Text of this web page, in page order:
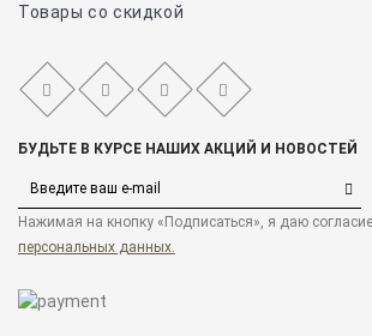
Товары со скидкой
БУДЬТЕ В КУРСЕ НАШИХ АКЦИЙ И НОВОСТЕЙ
Нажимая на кнопку «Подписаться», я даю
персональных данных.